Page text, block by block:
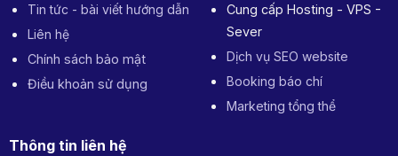
Tin tức - bài viết hướng dẫn
Liên hệ
Chính sách bảo mật
Điều khoản sử dụng
Cung cấp Hosting - VPS -
Sever
Dịch vụ SEO website
Booking báo chí
Marketing tổng thể
Thông tin liên hệ